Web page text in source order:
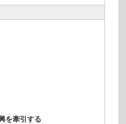
を牽引する